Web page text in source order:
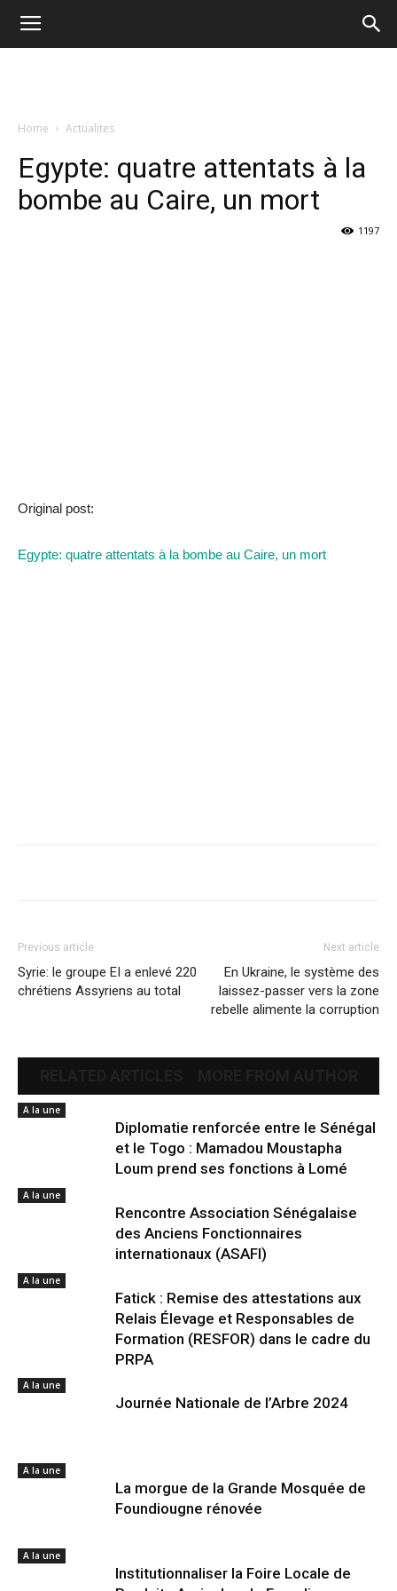
Home Actualites
Egypte: quatre attentats à la
bombe au Caire, un mort
1197
Original post:
Egypte: quatre attentats à la bombe au Caire, un mort
Previous article
Syrie: le groupe EI a enlevé 220
chrétiens Assyriens au total
Next article
En Ukraine, le système des
laissez-passer vers la zone
rebelle alimente la corruption
A la une
Diplomatie renforcée entre le Sénégal
et le Togo : Mamadou Moustapha
Loum prend ses fonctions à Lomé
A la une
Rencontre Association Sénégalaise
des Anciens Fonctionnaires
internationaux (ASAFI)
A la une
Fatick : Remise des attestations aux
Relais Élevage et Responsables de
Formation (RESFOR) dans le cadre du
PRPA
A la une
Journée Nationale de l’Arbre 2024
A la une
La morgue de la Grande Mosquée de
Foundiougne rénovée
A la une
Institutionnaliser la Foire Locale de